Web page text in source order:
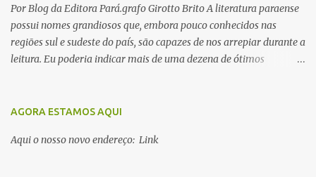
Por Blog da Editora Pará.grafo Girotto Brito A literatura paraense
possui nomes grandiosos que, embora pouco conhecidos nas
regiões sul e sudeste do país, são capazes de nos arrepiar durante a
leitura. Eu poderia indicar mais de uma dezena de ótimos
1. Dalcídio Jurandir Nascido na cidade de Ponta de Pedras, Ilha do
dos quais 10 formam o chamado Ciclo do Extremo Norte -- uma
AGORA ESTAMOS AQUI
Aqui o nosso novo endereço: Link